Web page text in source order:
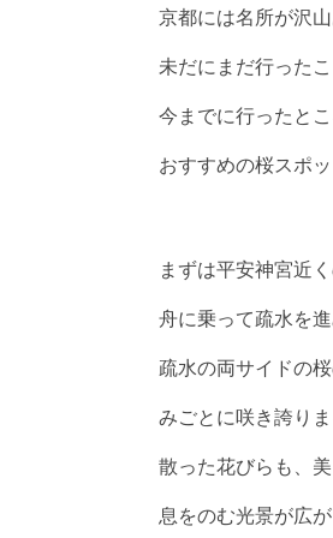
京都には名所が沢山
未だにまだ行った
今までに行ったと
おすすめの桜スポ
まずは平安神宮近
舟に乗って疏水を進
疏水の両サイドの桜
みごとに咲き誇り
散った花びらも、
息をのむ光景が広が